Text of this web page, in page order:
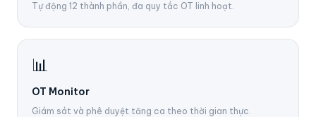
Tự động 12 thành phần, đa quy tắc OT linh hoạt.
📊
OT Monitor
Giám sát và phê duyệt tăng ca theo thời gian thực.